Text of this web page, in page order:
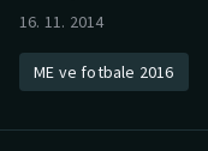
Atletika
16. 11. 2014
ME ve fotbale 2016